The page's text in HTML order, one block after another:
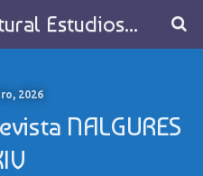
Asociación Cultural Estudios Históricos de Galicia
2026
NALGURES